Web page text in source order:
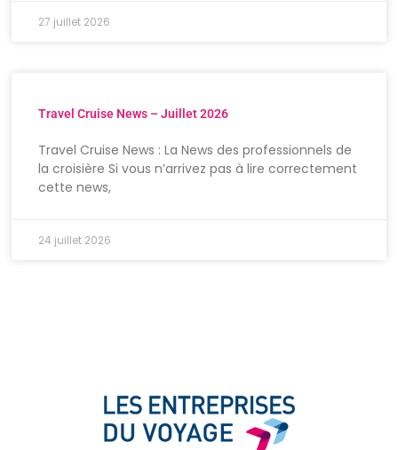
27 juillet 2026
Travel Cruise News – Juillet 2026
Travel Cruise News : La News des professionnels de
la croisière Si vous n’arrivez pas à lire correctement
cette news,
24 juillet 2026